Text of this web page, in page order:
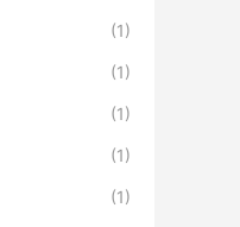
(1)
(1)
(1)
(1)
(1)